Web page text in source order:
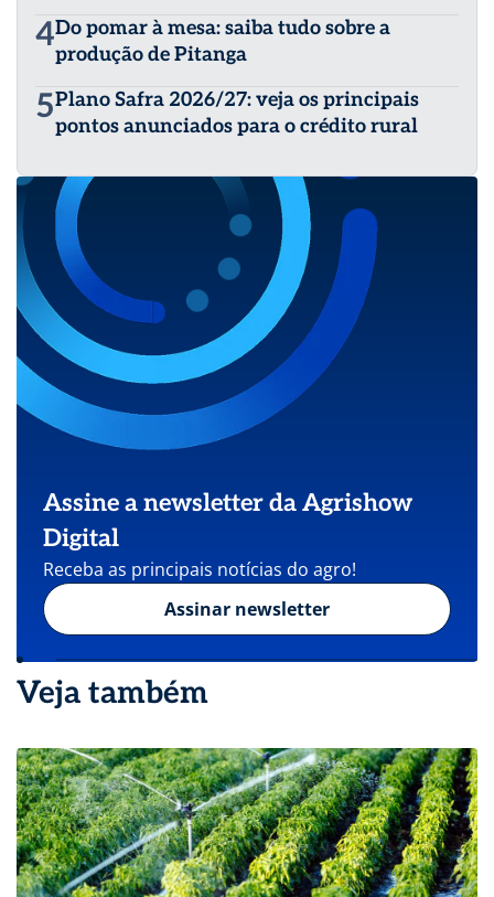
4Do pomar à mesa: saiba tudo sobre a
produção de Pitanga
5Plano Safra 2026/27: veja os principais
pontos anunciados para o crédito rural
Assine a newsletter da Agrishow
Digital
Receba as principais notícias do agro!
Assinar newsletter
Veja também